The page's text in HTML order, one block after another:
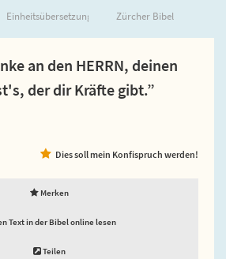
Einheitsübersetzung Zürcher Bibel
an den HERRN, deinen
der dir Kräfte gibt.”
Dies soll mein Konfispruch werden!
Merken
Text in der Bibel online lesen
Teilen